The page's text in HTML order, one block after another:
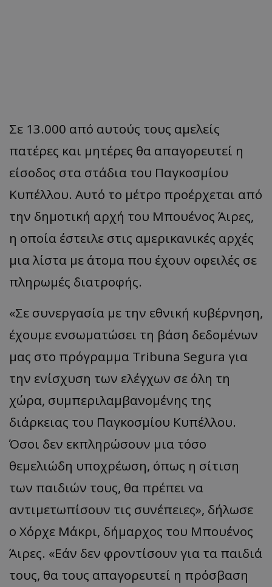
Σε 13.000 από αυτούς τους αμελείς
πατέρες και μητέρες θα απαγορευτεί η
είσοδος στα στάδια του Παγκοσμίου
Κυπέλλου. Αυτό το μέτρο προέρχεται από
την δημοτική αρχή του Μπουένος Άιρες,
η οποία έστειλε στις αμερικανικές αρχές
μια λίστα με άτομα που έχουν οφειλές σε
πληρωμές διατροφής.
«Σε συνεργασία με την εθνική κυβέρνηση,
έχουμε ενσωματώσει τη βάση δεδομένων
μας στο πρόγραμμα Tribuna Segura για
την ενίσχυση των ελέγχων σε όλη τη
χώρα, συμπεριλαμβανομένης της
διάρκειας του Παγκοσμίου Κυπέλλου.
Όσοι δεν εκπληρώσουν μια τόσο
θεμελιώδη υποχρέωση, όπως η σίτιση
των παιδιών τους, θα πρέπει να
αντιμετωπίσουν τις συνέπειες», δήλωσε
ο Χόρχε Μάκρι, δήμαρχος του Μπουένος
Άιρες. «Εάν δεν φροντίσουν για τα παιδιά
τους, θα τους απαγορευτεί η πρόσβαση